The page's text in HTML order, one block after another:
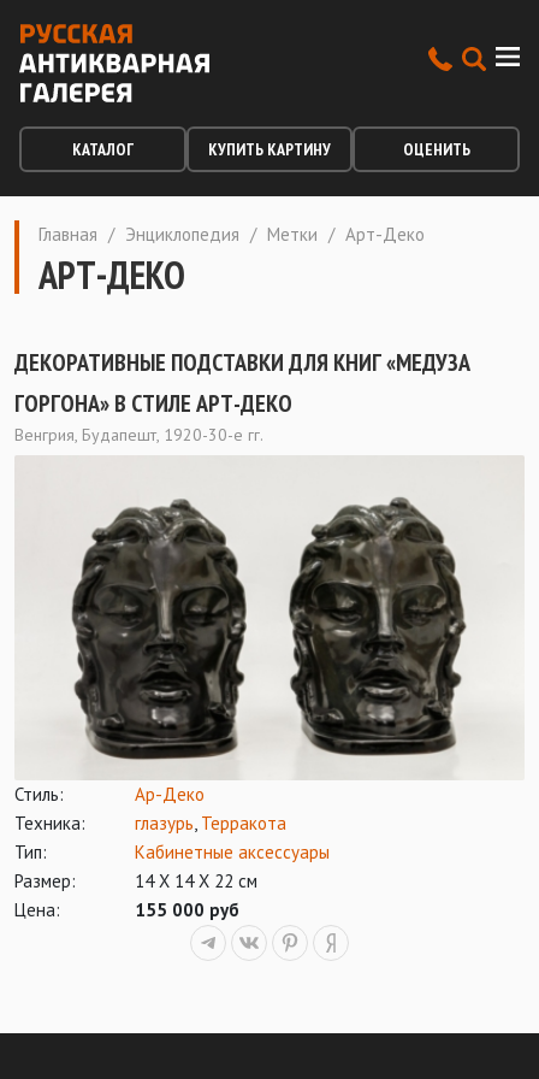
КАТАЛОГ КУПИТЬ КАРТИНУ ОЦЕНИТЬ
Главная / Энциклопедия / Метки / Арт-Деко
АРТ-ДЕКО
ДЕКОРАТИВНЫЕ ПОДСТАВКИ ДЛЯ КНИГ «МЕДУЗА
ГОРГОНА» В СТИЛЕ АРТ-ДЕКО
Венгрия, Будапешт, 1920-30-е гг.
Стиль:
Ар-Деко
Техника:
глазурь, Терракота
Тип:
Кабинетные аксессуары
Размер:
14 Х 14 Х 22 см
Цена:
155 000 руб